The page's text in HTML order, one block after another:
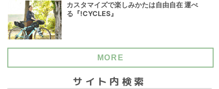
カスタマイズで楽しみかたは自由自在 運べ
る『!CYCLES』
MORE
サイト内検索